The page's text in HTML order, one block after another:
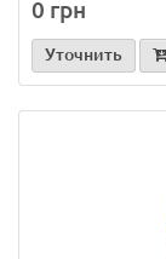
0 грн
Уточнить